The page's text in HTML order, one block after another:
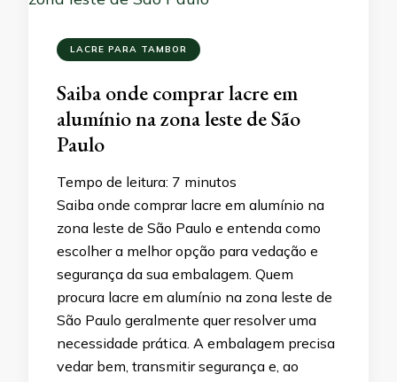
LACRE PARA TAMBOR
Saiba onde comprar lacre em
alumínio na zona leste de São
Paulo
Tempo de leitura: 7 minutos
Saiba onde comprar lacre em alumínio na
zona leste de São Paulo e entenda como
escolher a melhor opção para vedação e
segurança da sua embalagem. Quem
procura lacre em alumínio na zona leste de
São Paulo geralmente quer resolver uma
necessidade prática. A embalagem precisa
vedar bem, transmitir segurança e, ao